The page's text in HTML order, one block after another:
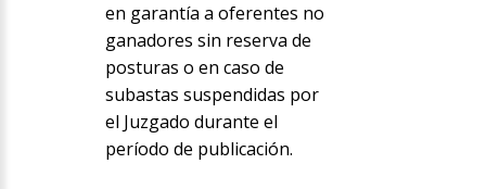
en garantía a oferentes no
ganadores sin reserva de
posturas o en caso de
subastas suspendidas por
el Juzgado durante el
período de publicación.